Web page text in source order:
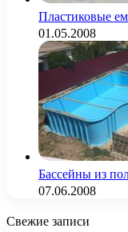
Пластиковые
01.05.2008
Бассейны из
07.06.2008
Свежие записи